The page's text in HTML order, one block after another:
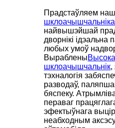
Прадстаўляем наш
найвышэйшай
дворнікі ідэальна
любых умоў
Выраблены
шклоачышчальнік,
тэхналогія
разводаў,
бяспеку.
пераваг
эфектыўнага
неабходным